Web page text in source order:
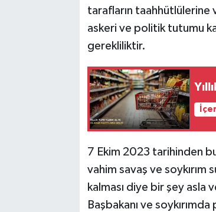
tarafların taahhütlülerine
askeri ve politik tutumu
gerekliliktir.
7 Ekim 2023 tarihinden
vahim savaş ve soykırım
kalması diye bir şey asla
Başbakanı ve